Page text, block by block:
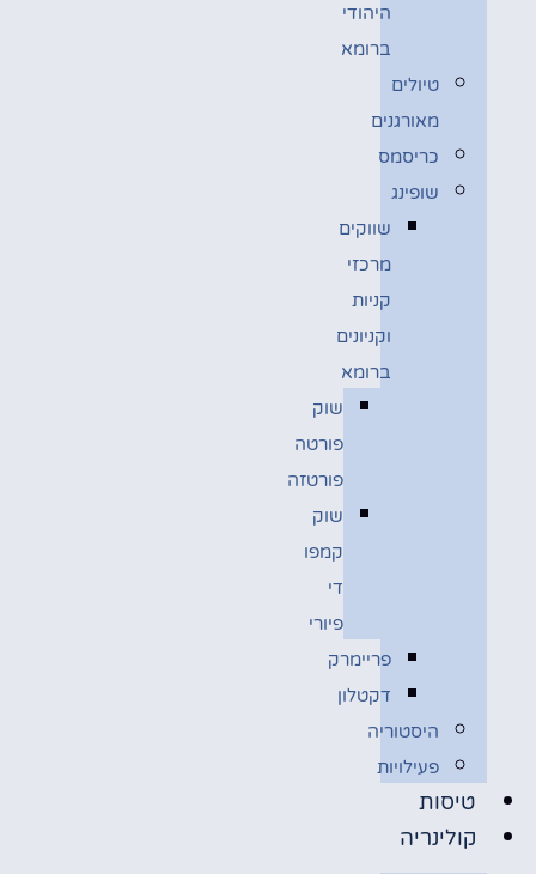
היהודי
ברומא
טיולים
מאורגנים
כריסמס
שופינג
שווקים
מרכזי
קניות
וקניונים
ברומא
שוק
פורטה
פורטזה
שוק
קמפו
די
פיורי
פריימרק
דקטלון
היסטוריה
פעילויות
טיסות
קולינריה